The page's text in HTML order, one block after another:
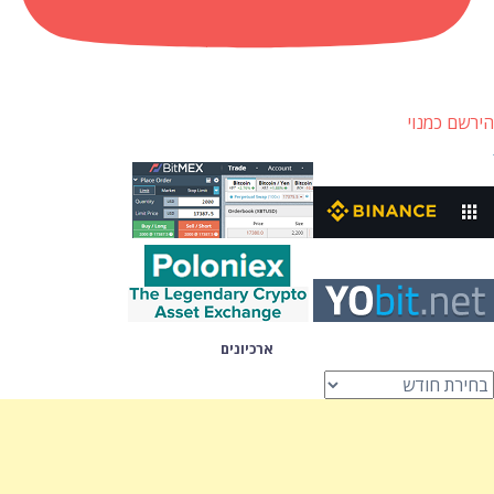
הירשם כמנוי
ארכיונים
ארכיונים